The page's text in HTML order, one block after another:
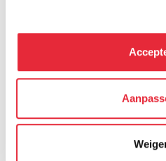
kunnen deze gegevens
hebben verzameld via het
kunt alle cookies accepteren,
We werken samen met21
kunnen ontvangen en